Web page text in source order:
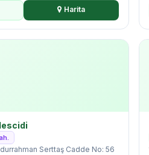
Harita
Serttaş Cadde No: 56